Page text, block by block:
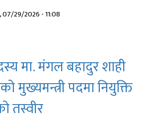
07/29/2026 - 11:08
मा. मंगल बहादुर शाही
मुख्यमन्त्री पदमा नियुक्ति
तस्वीर